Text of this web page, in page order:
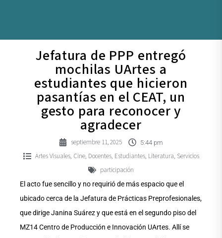
Jefatura de PPP entregó
mochilas UArtes a
estudiantes que hicieron
pasantías en el CEAT, un
gesto para reconocer y
agradecer
septiembre 11, 2025 5:44 pm
Artes Visuales, Cine, Docentes, Estudiantes, Literatura Servicios
participación
El acto fue sencillo y no requirió de más espacio que el
ubicado cerca de la Jefatura de Prácticas Preprofesionales,
que dirige Janina Suárez y que está en el segundo piso del
MZ14 Centro de Producción e Innovación UArtes. Allí se